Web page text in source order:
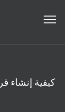
كيفية إنشاء